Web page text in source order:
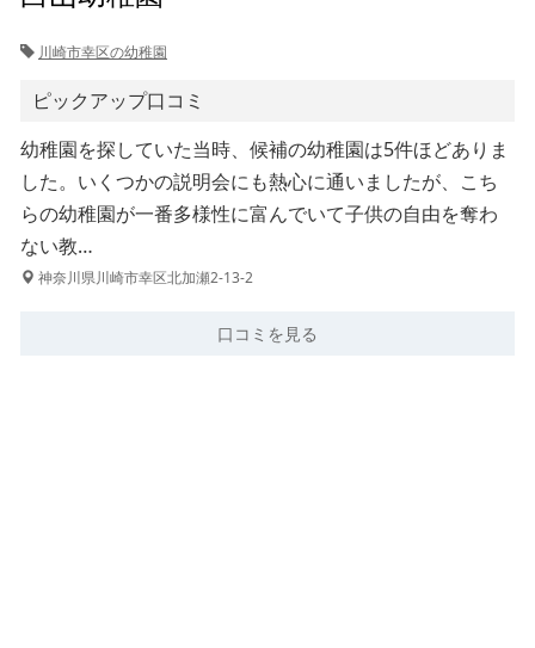
川崎市幸区の幼稚園
ピックアップ口コミ
幼稚園を探していた当時、候補の幼稚園は5件ほどありま
した。いくつかの説明会にも熱心に通いましたが、こち
らの幼稚園が一番多様性に富んでいて子供の自由を奪わ
ない教…
神奈川県川崎市幸区北加瀬2-13-2
口コミを見る